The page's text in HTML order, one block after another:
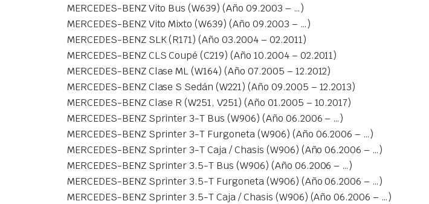
MERCEDES-BENZ Vito Bus (W639) (Año 09.2003 – …)
MERCEDES-BENZ Vito Mixto (W639) (Año 09.2003 – …)
MERCEDES-BENZ SLK (R171) (Año 03.2004 – 02.2011)
MERCEDES-BENZ CLS Coupé (C219) (Año 10.2004 – 02.2011)
MERCEDES-BENZ Clase ML (W164) (Año 07.2005 – 12.2012)
MERCEDES-BENZ Clase S Sedán (W221) (Año 09.2005 – 12.2013)
MERCEDES-BENZ Clase R (W251, V251) (Año 01.2005 – 10.2017)
MERCEDES-BENZ Sprinter 3-T Bus (W906) (Año 06.2006 – …)
MERCEDES-BENZ Sprinter 3-T Furgoneta (W906) (Año 06.2006 – …)
MERCEDES-BENZ Sprinter 3-T Caja / Chasis (W906) (Año 06.2006 – …)
MERCEDES-BENZ Sprinter 3.5-T Bus (W906) (Año 06.2006 – …)
MERCEDES-BENZ Sprinter 3.5-T Furgoneta (W906) (Año 06.2006 – …)
MERCEDES-BENZ Sprinter 3.5-T Caja / Chasis (W906) (Año 06.2006 – …)